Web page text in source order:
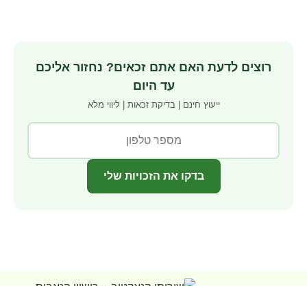
רוצים לדעת האם אתם זכאים? נחזור אליכם
עד היום
ייעוץ חינם | בדיקת זכאות | ליווי מלא
בדקו את הזכויות שלי